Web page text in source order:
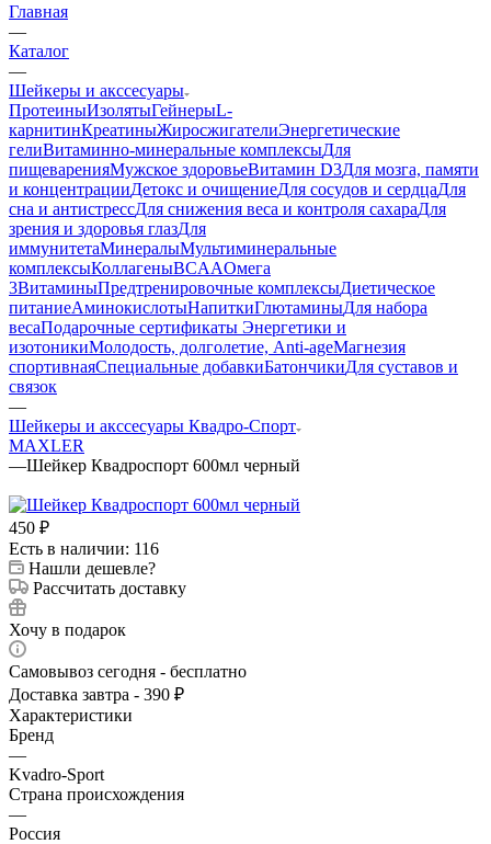
Главная
—
Каталог
—
Шейкеры и акссесуары
ПротеиныИзолятыГейнерыL-
карнитинКреатиныЖиросжигателиЭнергетические
гелиВитаминно-минеральные комплексыДля
пищеваренияМужское здоровьеВитамин D3Для мозга, памяти
и концентрацииДетокс и очищениеДля сосудов и сердцаДля
сна и антистрессДля снижения веса и контроля сахараДля
зрения и здоровья глазДля
иммунитетаМинералыМультиминеральные
комплексыКоллагеныBCAAОмега
3ВитаминыПредтренировочные комплексыДиетическое
питаниеАминокислотыНапиткиГлютаминыДля набора
весаПодарочные сертификаты Энергетики и
изотоникиМолодость, долголетие, Anti-ageМагнезия
спортивнаяСпециальные добавкиБатончикиДля суставов и
связок
—
Шейкеры и акссесуары Квадро-Спорт
MAXLER
—Шейкер Квадроспорт 600мл черный
450 ₽
Есть в наличии: 116
Нашли дешевле?
Рассчитать доставку
Хочу в подарок
Самовывоз сегодня - бесплатно
Доставка завтра - 390 ₽
Характеристики
Бренд
—
Kvadro-Sport
Страна происхождения
—
Россия